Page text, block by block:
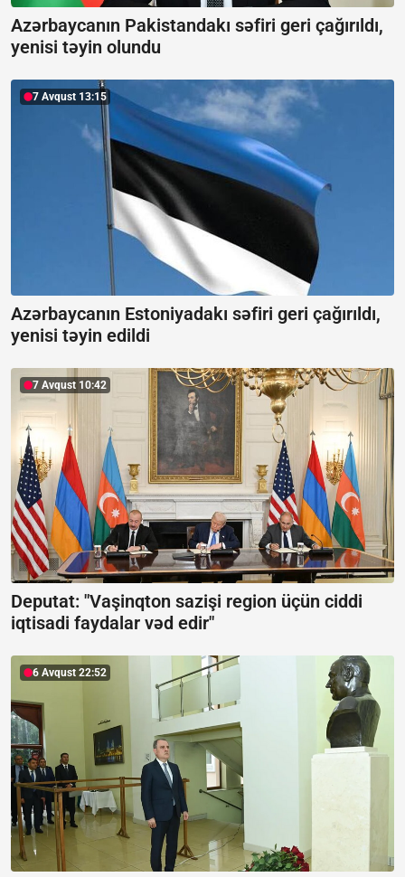
Azərbaycanın Pakistandakı səfiri geri çağırıldı,
yenisi təyin olundu
7 Avqust 13:15
Azərbaycanın Estoniyadakı səfiri geri çağırıldı,
yenisi təyin edildi
7 Avqust 10:42
Deputat: "Vaşinqton sazişi region üçün ciddi
iqtisadi faydalar vəd edir"
6 Avqust 22:52